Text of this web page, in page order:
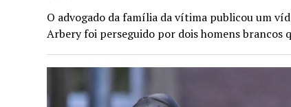
O advogado da família da vítima publicou um
Arbery foi perseguido por dois homens brancos